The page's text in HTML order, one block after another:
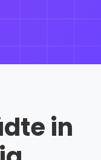
in